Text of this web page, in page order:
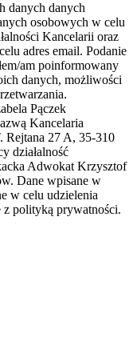
danych danych
osobowych w celu
Kancelarii oraz
adres email. Podanie
am poinformowany
danych, możliwości
Pączek
Kancelaria
Rejtana 27 A, 35-310
działalność
Adwokat Krzysztof
Dane wpisane w
w celu udzielenia
z polityką prywatności.